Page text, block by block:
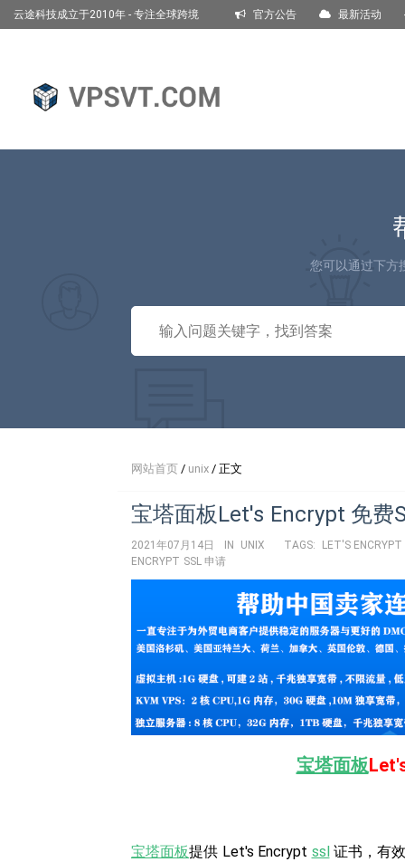
云途科技成立于2010年 - 专注全球跨境 官方公告 最新活动
您可以通过下方
网站首页 / unix / 正文
宝塔面板Let's Encrypt 免费
2021年07月14日 IN UNIX TAGS:
LET'S ENCRYPT
ENCRYPT SSL 申请
宝塔面板
宝塔面板提供 Let's Encrypt ssl证书，有